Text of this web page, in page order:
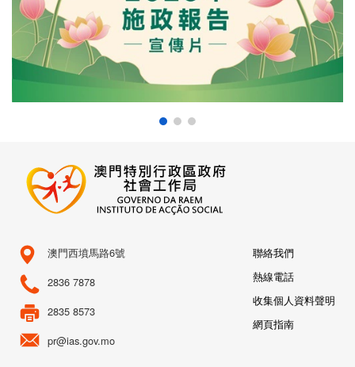
澳門西墳馬路6號
2836 7878
2835 8573
pr@ias.gov.mo
聯絡我們
熱線電話
收集個人資料聲明
網頁指南